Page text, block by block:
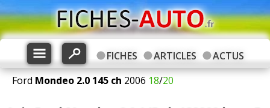
FICHES ARTICLES
ACTUS
Ford Mondeo 2.0 145 ch 2006 18/20